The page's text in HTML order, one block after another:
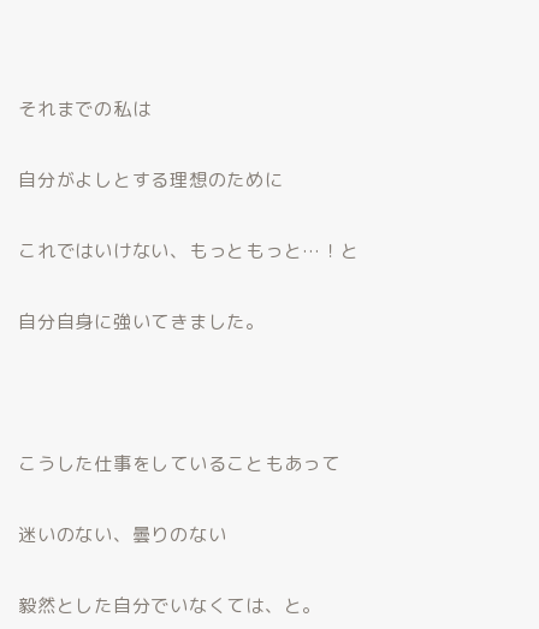
それまでの私は
自分がよしとする理想のために
これではいけない、もっともっと…！と
自分自身に強いてきました。
こうした仕事をしていることもあって
迷いのない、曇りのない
毅然とした自分でいなくては、と。